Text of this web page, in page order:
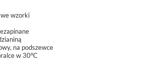
wzorki
na podszewce
w 30°C